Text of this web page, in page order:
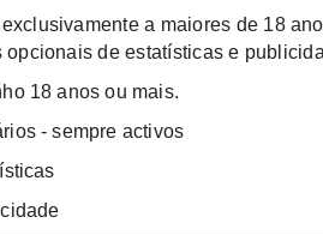
a maiores de 18
opcionais de estatísticas e
18 anos ou mais.
- sempre activos